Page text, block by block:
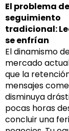
El problema
seguimiento
tradicional:
se enfrían
El dinamismo
mercado
que la
mensajes
disminuya
pocas horas
concluir una